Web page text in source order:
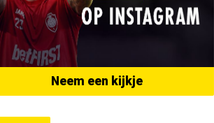
Neem een kijkje